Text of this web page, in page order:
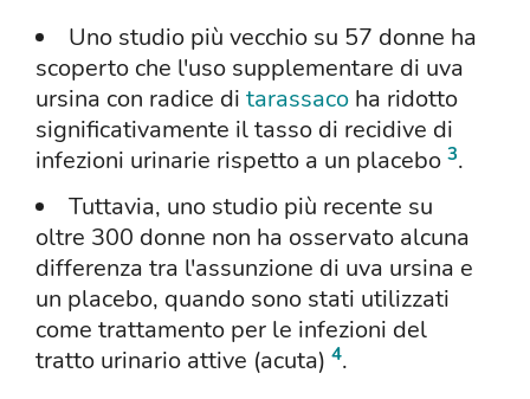
Uno studio più vecchio su 57 donne ha
scoperto che l'uso supplementare di uva
ursina con radice di tarassaco ha ridotto
significativamente il tasso di recidive di
infezioni urinarie rispetto a un placebo 3.
Tuttavia, uno studio più recente su
oltre 300 donne non ha osservato alcuna
differenza tra l'assunzione di uva ursina e
un placebo, quando sono stati utilizzati
come trattamento per le infezioni del
tratto urinario attive (acuta) 4.